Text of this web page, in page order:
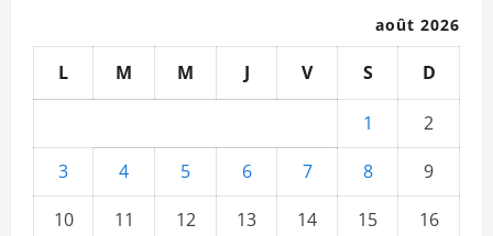
août 2026
L M M J V S D
1
2
3
4 5 6 7 8
9
10
11 12 13 14 15
16